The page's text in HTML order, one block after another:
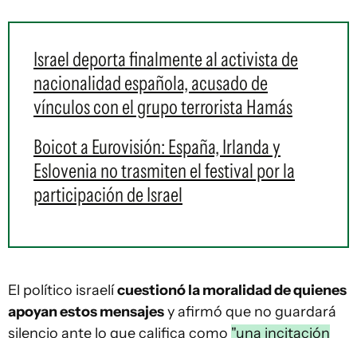
Israel deporta finalmente al activista de
nacionalidad española, acusado de
vínculos con el grupo terrorista Hamás
Boicot a Eurovisión: España, Irlanda y
Eslovenia no trasmiten el festival por la
participación de Israel
El político israelícuestionó la moralidad de quienes
apoyan estos mensajesy afirmó que no guardará
silencio ante lo que califica como "una incitación